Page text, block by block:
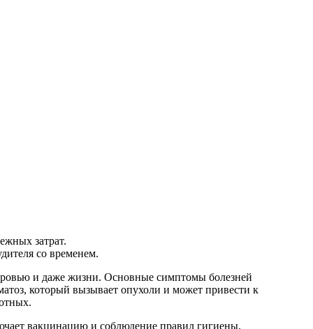
затрат.
со временем.
и даже жизни. Основные симптомы болезней
который вызывает опухоли и может привести к
вакцинацию и соблюдение правил гигиены.